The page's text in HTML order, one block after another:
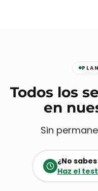
Todos los
en
Sin
¿No
Haz el